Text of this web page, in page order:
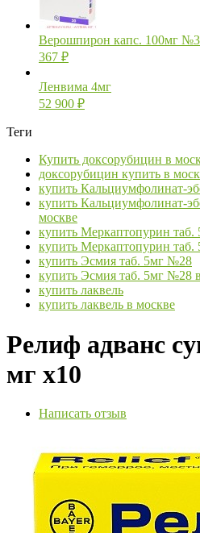
Верошпирон капс. 100мг
367 ₽
Ленвима 4мг
52 900 ₽
Теги
Купить доксорубицин в
доксорубицин купить в
купить Кальциумфолинат-
купить Кальциумфолинат-
москве
купить Меркаптопурин
купить Меркаптопурин
купить Эсмия таб. 5мг №28
купить Эсмия таб. 5мг №28
купить лаквель
купить лаквель в москве
Релиф адванс
мг х10
Написать отзыв